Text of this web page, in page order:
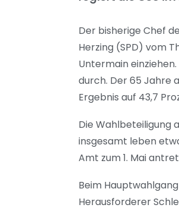
Der bisherige Chef
Herzing (SPD) vom
Untermain
durch. Der 65 Jahre
Ergebnis auf 43,7
Die Wahlbeteiligung
insgesamt leben
Amt zum 1. Mai
Beim
Herausforderer